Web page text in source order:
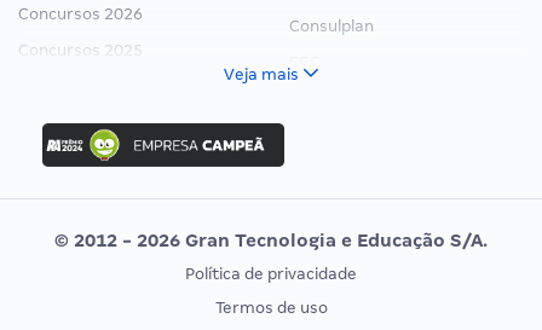
Concursos 2026
Concursos 2025
Concurso Nacional Unificado
Concurso Ibama
Concurso MPU
Editais publicados
Consulplan
Vunesp
CONCURSOS POR PROFISSÃO
EXAME DE ORDEM
Veja mais
© 2012 - 2026 Gran Tecnologia e Educação S/A.
Política de privacidade
Termos de uso